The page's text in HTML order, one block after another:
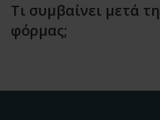
Τι συμβαίνει μετά
φόρμας;